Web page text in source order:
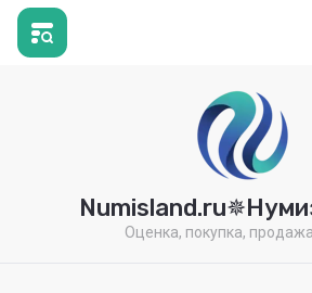
Оценка, покупка,